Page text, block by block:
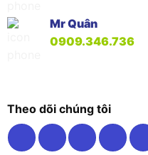
Mr Quân
0909.346.736
Theo dõi chúng tôi